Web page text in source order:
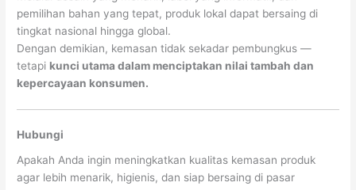
pemilihan bahan yang tepat, produk lokal dapat bersaing di
tingkat nasional hingga global.
Dengan demikian, kemasan tidak sekadar pembungkus —
tetapi kunci utama dalam menciptakan nilai tambah dan
kepercayaan konsumen.
Hubungi
Apakah Anda ingin meningkatkan kualitas kemasan produk
agar lebih menarik, higienis, dan siap bersaing di pasar